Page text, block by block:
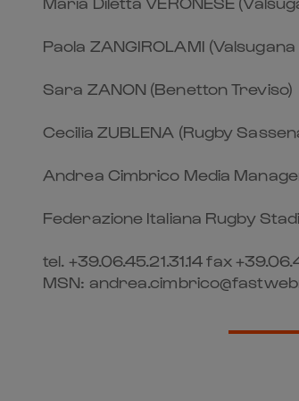
Paola ZANGIROLAMI
Sara ZANON (Benetton Treviso)
Cecilia ZUBLENA (Rugby
Andrea Cimbrico Media
Federazione Italiana Rugby
tel. +39.06.45.21.31.14 fax
MSN: